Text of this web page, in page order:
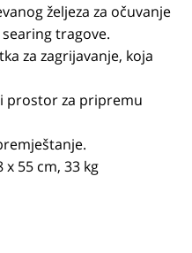
željeza za očuvanje
tragove.
za zagrijavanje, koja
prostor za pripremu
x 55 cm, 33 kg